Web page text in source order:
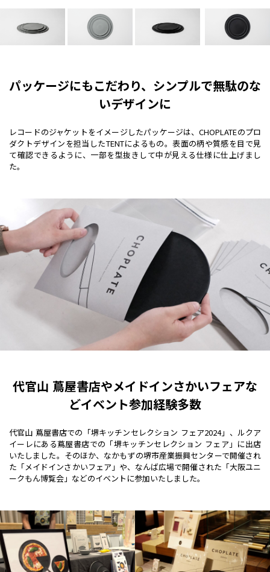
パッケージにもこだわり、シンプルで無駄のな
いデザインに
レコードのジャケットをイメージしたパッケージは、CHOPLATEのプロ
ダクトデザインを担当したTENTによるもの。表面の柄や質感を目で見
て確認できるように、一部を型抜きして中が見える仕様に仕上げまし
た。
代官山 蔦屋書店やメイドインさかいフェアな
どイベント参加経験多数
代官山 蔦屋書店での「堺キッチンセレクション フェア2024」、ルクア
イーレにある蔦屋書店での「堺キッチンセレクション フェア」に出店
いたしました。そのほか、なかもずの堺市産業振興センターで開催され
た「メイドインさかいフェア」や、なんば広場で開催された「大阪ユニ
ークもん博覧会」などのイベントに参加いたしました。